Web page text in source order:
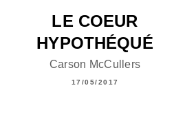
LE COEUR
HYPOTHÉQUÉ
Carson McCullers
17/05/2017